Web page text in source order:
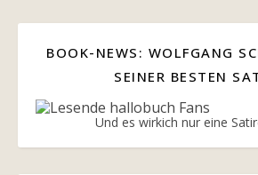
BOOK-NEWS: WOLFGANG
SEINER BESTEN
Und es wirkich nur eine